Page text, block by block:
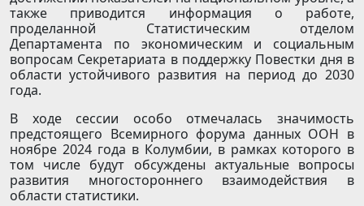
также приводится информация о работе,
проделанной Статистическим отделом
Департамента по экономическим и социальным
вопросам Секретариата в поддержку Повестки дня в
области устойчивого развития на период до 2030
года.
В ходе сессии особо отмечалась значимость
предстоящего Всемирного форума данных ООН в
ноябре 2024 года в Колумбии, в рамках которого в
том числе будут обсуждены актуальные вопросы
развития многостороннего взаимодействия в
области статистики.